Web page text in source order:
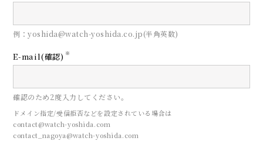
例：yoshida@watch-yoshida.co.jp(半角英数)
E-mail(確認) ※
確認のため2度入力してください。
ドメイン指定/受信拒否などを設定されている場合は
contact@watch-yoshida.com
contact_nagoya@watch-yoshida.com